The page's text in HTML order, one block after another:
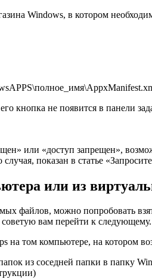
Windows, в котором
кнопка не появится в панели
или «доступ запрещен»,
показан в статье
или из
файлов, можно попробовать
вам перейти к следующему.
на том компьютере, на котором
из соседней папки в папку